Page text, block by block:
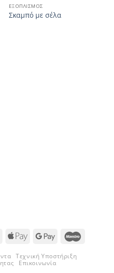
ΕΞΟΠΛΙΣΜΌΣ
Σκαμπό με σέλα
Cash
Delivery
Apple
Google
Τεχνική Υποστήριξη
Επικοινωνία